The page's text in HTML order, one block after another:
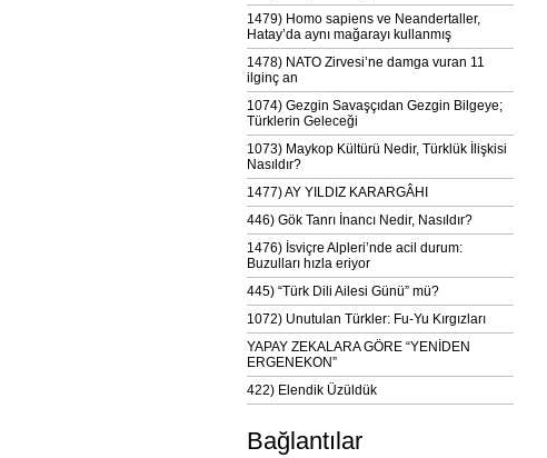
1479) Homo sapiens ve Neandertaller,
Hatay’da aynı mağarayı kullanmış
1478) NATO Zirvesi’ne damga vuran 11
ilginç an
1074) Gezgin Savaşçıdan Gezgin Bilgeye;
Türklerin Geleceği
1073) Maykop Kültürü Nedir, Türklük İlişkisi
Nasıldır?
1477) AY YILDIZ KARARGÂHI
446) Gök Tanrı İnancı Nedir, Nasıldır?
1476) İsviçre Alpleri’nde acil durum:
Buzulları hızla eriyor
445) “Türk Dili Ailesi Günü” mü?
1072) Unutulan Türkler: Fu-Yu Kırgızları
YAPAY ZEKALARA GÖRE “YENİDEN
ERGENEKON”
422) Elendik Üzüldük
Bağlantılar